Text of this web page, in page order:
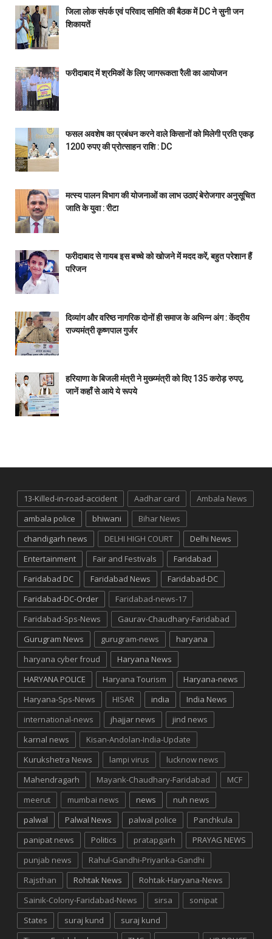
जिला लोक संपर्क एवं परिवाद समिति की बैठक में DC ने सुनी जन
शिकायतें
फरीदाबाद में श्रमिकों के लिए जागरूकता रैली का आयोजन
फसल अवशेष का प्रबंधन करने वाले किसानों को मिलेगी प्रति एकड़
1200 रुपए की प्रोत्साहन राशि : DC
मत्स्य पालन विभाग की योजनाओं का लाभ उठाएं बेरोजगार अनुसूचित
जाति के युवा : रीटा
फरीदाबाद से गायब इस बच्चे को खोजने में मदद करें, बहुत परेशान हैं
परिजन
दिव्यांग और वरिष्ठ नागरिक दोनों ही समाज के अभिन्न अंग : केंद्रीय
राज्यमंत्री कृष्णपाल गुर्जर
हरियाणा के बिजली मंत्री ने मुख्य्मंत्री को दिए 135 करोड़ रुपए,
जानें कहाँ से आये ये रूपये
13-Killed-in-road-accident Aadhar card
Ambala News
ambala police
bhiwani
Bihar News
chandigarh news
DELHI HIGH COURT
Delhi News
Entertainment
Fair and Festivals
Faridabad
Faridabad DC
Faridabad News
Faridabad-DC
Faridabad-DC-Order
Faridabad-news-17
Faridabad-Sps-News
Gaurav-Chaudhary-Faridabad
Gurugram News
gurugram-news
haryana
haryana cyber froud
Haryana News
HARYANA POLICE
Haryana Tourism
Haryana-news
Haryana-Sps-News
HISAR india
India News
international-news
jhajjar news
jind news
karnal news
Kisan-Andolan-India-Update
Kurukshetra News
lampi virus
lucknow news
Mahendragarh
Mayank-Chaudhary-Faridabad
MCF
meerut
mumbai news news
nuh news
palwal
Palwal News palwal police
Panchkula
panipat news
Politics pratapgarh
PRAYAG NEWS
punjab news
Rahul-Gandhi-Priyanka-Gandhi
Rajsthan
Rohtak News
Rohtak-Haryana-News
Sainik-Colony-Faridabad-News
sirsa
sonipat
States
suraj kund
suraj kund